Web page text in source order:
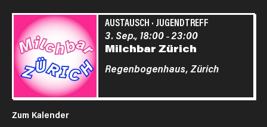
AUSTAUSCH · JUGENDTREFF
Milchbar Zürich
3. Sep., 18:00–23:00
Regenbogenhaus, Zürich
Zum Kalender